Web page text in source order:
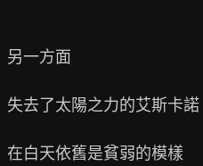
另一方面
失去了太陽之力的艾斯卡諾
在白天依舊是貧弱的模樣